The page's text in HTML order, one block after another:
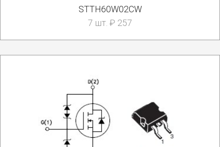
STTH60W02CW
7 шт. ₽ 257